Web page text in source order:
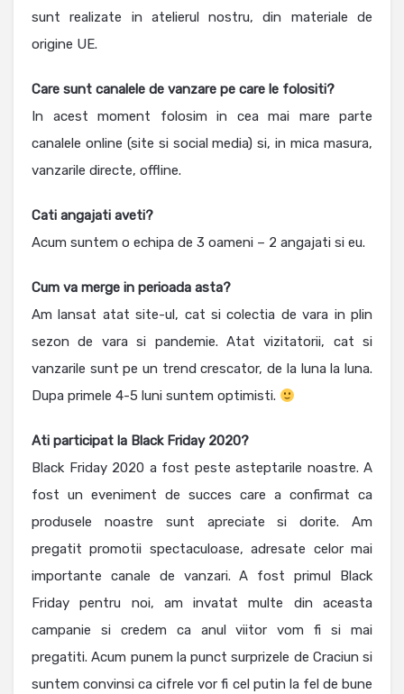
sunt realizate in atelierul nostru, din materiale de
origine UE.
Care sunt canalele de vanzare pe care le folositi?
In acest moment folosim in cea mai mare parte
canalele online (site si social media) si, in mica masura,
vanzarile directe, offline.
Cati angajati aveti?
Acum suntem o echipa de 3 oameni – 2 angajati si eu.
Cum va merge in perioada asta?
Am lansat atat site-ul, cat si colectia de vara in plin
sezon de vara si pandemie. Atat vizitatorii, cat si
vanzarile sunt pe un trend crescator, de la luna la luna.
Dupa primele 4-5 luni suntem optimisti.
Ati participat la Black Friday 2020?
Black Friday 2020 a fost peste asteptarile noastre. A
fost un eveniment de succes care a confirmat ca
produsele noastre sunt apreciate si dorite. Am
pregatit promotii spectaculoase, adresate celor mai
importante canale de vanzari. A fost primul Black
Friday pentru noi, am invatat multe din aceasta
campanie si credem ca anul viitor vom fi si mai
pregatiti. Acum punem la punct surprizele de Craciun si
suntem convinsi ca cifrele vor fi cel putin la fel de bune